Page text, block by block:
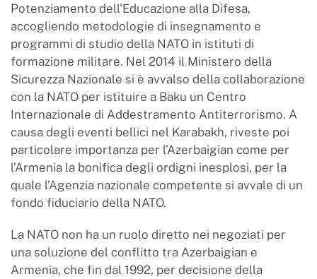
Potenziamento dell'Educazione alla Difesa,
accogliendo metodologie di insegnamento e
programmi di studio della NATO in istituti di
formazione militare. Nel 2014 il Ministero della
Sicurezza Nazionale si è avvalso della collaborazione
con la NATO per istituire a Baku un Centro
Internazionale di Addestramento Antiterrorismo. A
causa degli eventi bellici nel Karabakh, riveste poi
particolare importanza per l’Azerbaigian come per
l’Armenia la bonifica degli ordigni inesplosi, per la
quale l’Agenzia nazionale competente si avvale di un
fondo fiduciario della NATO.
La NATO non ha un ruolo diretto nei negoziati per
una soluzione del conflitto tra Azerbaigian e
Armenia, che fin dal 1992, per decisione della